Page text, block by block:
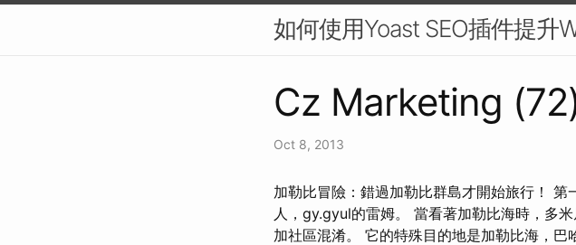
如何使用Yoast SEO插件提升
Cz Marketing
Oct 8, 2013
加勒比冒險：錯過加勒比群島才開始旅行！
人，gy.gyul的雷姆。 當看著加勒比海時，多
加社區混淆。 它的特殊目的地是加勒比海，